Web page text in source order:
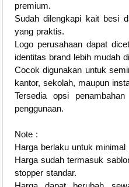
premium.
Sudah dilengkapi kait besi
yang praktis.
Logo perusahaan dapat
identitas brand lebih mudah
Cocok digunakan untuk
kantor, sekolah, maupun
Tersedia opsi
penggunaan.
Note :
Harga berlaku untuk
Harga sudah termasuk
stopper standar.